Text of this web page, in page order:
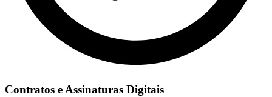
Contratos e Assinaturas Digitais